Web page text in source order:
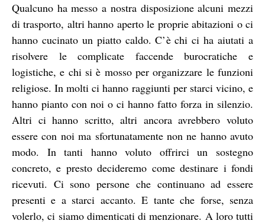
Qualcuno ha messo a nostra disposizione alcuni mezzi
di trasporto, altri hanno aperto le proprie abitazioni o ci
hanno cucinato un piatto caldo. C’è chi ci ha aiutati a
risolvere le complicate faccende burocratiche e
logistiche, e chi si è mosso per organizzare le funzioni
religiose. In molti ci hanno raggiunti per starci vicino, e
hanno pianto con noi o ci hanno fatto forza in silenzio.
Altri ci hanno scritto, altri ancora avrebbero voluto
essere con noi ma sfortunatamente non ne hanno avuto
modo. In tanti hanno voluto offrirci un sostegno
concreto, e presto decideremo come destinare i fondi
ricevuti. Ci sono persone che continuano ad essere
presenti e a starci accanto. E tante che forse, senza
volerlo, ci siamo dimenticati di menzionare. A loro tutti